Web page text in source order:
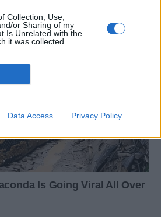
Collection, Use,
or Sharing of my
Is Unrelated with the
it was collected.
Data Access Privacy Policy